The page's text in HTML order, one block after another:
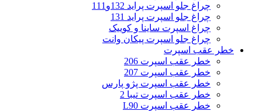
چراغ جلو اسپرت پراید 132و111
چراغ جلو اسپرت پراید 131
چراغ اسپرت ساینا و کوییک
چراغ جلو اسپرت پیکان وانت
خطر عقب اسپرت
خطر عقب اسپرت 206
خطر عقب اسپرت 207
خطر عقب اسپرت پژو پارس
خطر عقب اسپرت تیبا 2
خطر عقب اسپرت L90